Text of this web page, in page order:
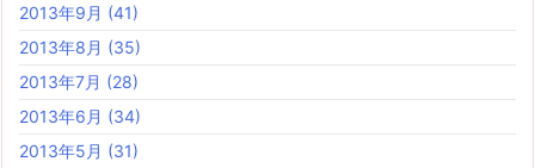
2013年9月 (41)
2013年8月 (35)
2013年7月 (28)
2013年6月 (34)
2013年5月 (31)